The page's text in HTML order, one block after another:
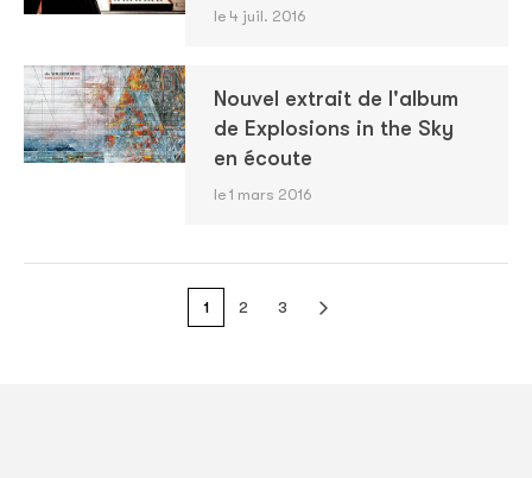
le 4 juil. 2016
Nouvel extrait de l'album
de Explosions in the Sky
en écoute
le 1 mars 2016
1 2 3